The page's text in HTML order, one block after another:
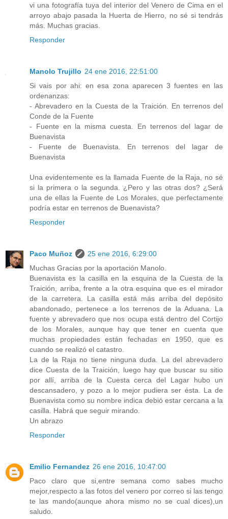
vi una fotografía tuya del interior del Venero de Cima en el
arroyo abajo pasada la Huerta de Hierro, no sé si tendrás
más. Muchas gracias.
Responder
Manolo Trujillo 24 ene 2016, 22:51:00
Si vais por ahi: en esa zona aparecen 3 fuentes en las
ordenanzas:
- Abrevadero en la Cuesta de la Traición. En terrenos del
Conde de la Fuente
- Fuente en la misma cuesta. En terrenos del lagar de
Buenavista
- Fuente de Buenavista. En terrenos del lagar de
Buenavista
Una evidentemente es la llamada Fuente de la Raja, no sé
si la primera o la segunda. ¿Pero y las otras dos? ¿Será
una de ellas la Fuente de Los Morales, que perfectamente
podría estar en terrenos de Buenavista?
Responder
Paco Muñoz
25 ene 2016, 6:29:00
Muchas Gracias por la aportación Manolo.
Buenavista es la casilla en la esquina de la Cuesta de la
Traición, arriba, frente a la otra esquina que es el mirador
de la carretera. La casilla está más arriba del depósito
abandonado, pertenece a los terrenos de la Aduana. La
fuente y abrevadero que nos ocupa está dentro del Cortijo
de los Morales, aunque hay que tener en cuenta que
muchas propiedades están fechadas en 1950, que es
cuando se realizó el catastro.
La de la Raja no tiene ninguna duda. La del abrevadero
dice Cuesta de la Traición, luego hay que buscar su sitio
por allí, arriba de la Cuesta cerca del Lagar hubo un
descansadero, y pozo a lo mejor pudiera ser ésta. La de
Buenavista como su nombre indica debió estar cercana a la
casilla. Habrá que seguir mirando.
Un abrazo
Responder
Emilio Fernandez 26 ene 2016, 10:47:00
Paco claro que si,entre semana como sabes mucho
mejor,respecto a las fotos del venero por correo si las tengo
te las mando(aunque ahora mismo no se cual dices),un
saludo.